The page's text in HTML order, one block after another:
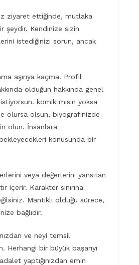
ziyaret ettiğinde, mutlaka
şeydir. Kendinize sizin
istediğinizi sorun, ancak
aşırıya kaçma. Profil
olduğun hakkında genel
komik misin yoksa
olursa olsun, biyografinizde
olun. İnsanlara
konusunda bir
veya değerlerini yansıtan
içerir. Karakter sınırına
Mantıklı olduğu sürece,
bağlıdır.
ve neyi temsil
Herhangi bir büyük başarıyı
yaptığınızdan emin